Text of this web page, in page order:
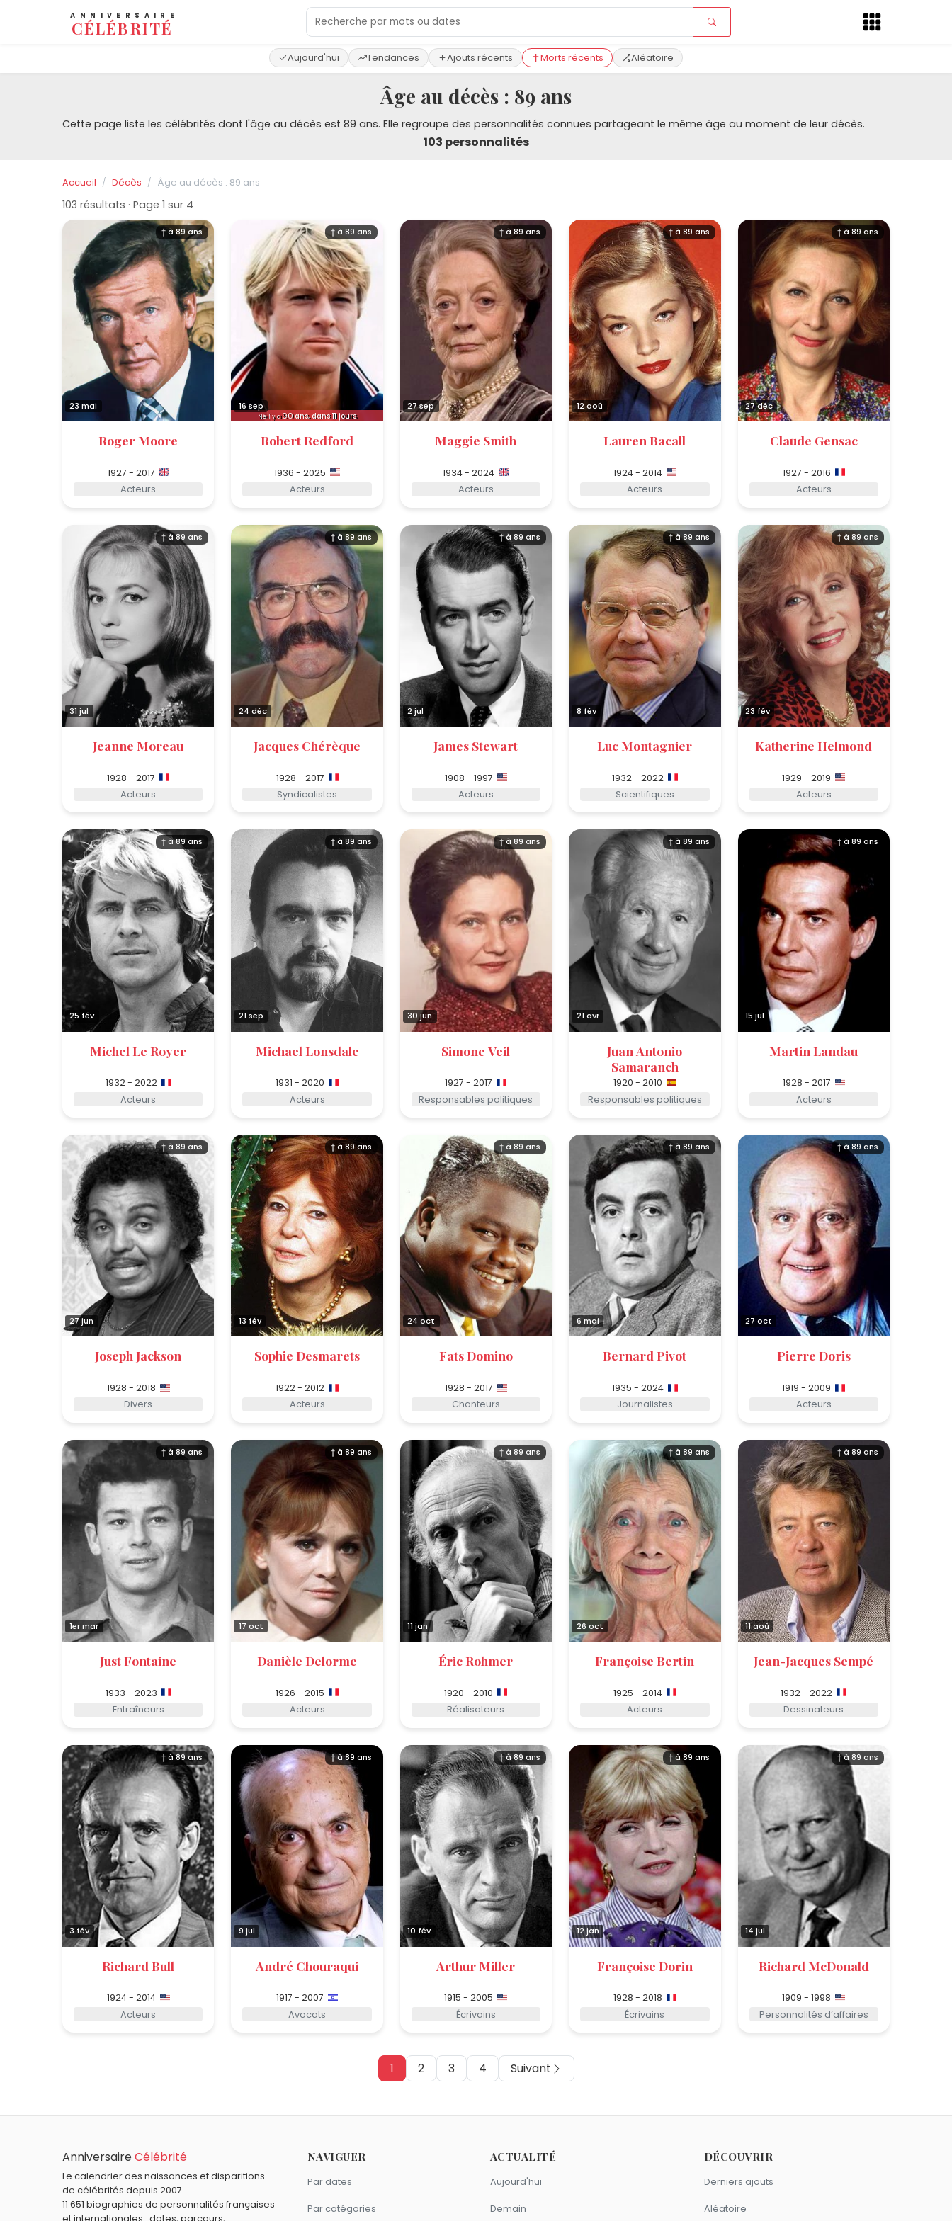
ANNIVERSAIRE
CÉLÉBRITÉ
Aujourd'hui Tendances Ajouts récents Morts récents Aléatoire
Âge au décès : 89 ans
Cette page liste les célébrités dont l'âge au décès est 89 ans. Elle regroupe des personnalités connues partageant le même âge au moment de leur décès.
103 personnalités
Accueil Décès Âge au décès : 89 ans
103 résultats · Page 1 sur 4
† à 89 ans
23 mai
Roger Moore
1927 - 2017
Acteurs
† à 89 ans
Né il y a90 ans, dans 11 jours
16 sep
Robert Redford
1936 - 2025
Acteurs
† à 89 ans
27 sep
Maggie Smith
1934 - 2024
Acteurs
† à 89 ans
12 aoû
Lauren Bacall
1924 - 2014
Acteurs
† à 89 ans
27 déc
Claude Gensac
1927 - 2016
Acteurs
† à 89 ans
31 jul
Jeanne Moreau
1928 - 2017
Acteurs
† à 89 ans
24 déc
Jacques Chérèque
1928 - 2017
Syndicalistes
† à 89 ans
2 jul
James Stewart
1908 - 1997
Acteurs
† à 89 ans
8 fév
Luc Montagnier
1932 - 2022
Scientifiques
† à 89 ans
23 fév
Katherine Helmond
1929 - 2019
Acteurs
† à 89 ans
25 fév
Michel Le Royer
1932 - 2022
Acteurs
† à 89 ans
21 sep
Michael Lonsdale
1931 - 2020
Acteurs
† à 89 ans
30 jun
Simone Veil
1927 - 2017
Responsables politiques
† à 89 ans
21 avr
Juan Antonio
Samaranch
1920 - 2010
Responsables politiques
† à 89 ans
15 jul
Martin Landau
1928 - 2017
Acteurs
† à 89 ans
27 jun
Joseph Jackson
1928 - 2018
Divers
† à 89 ans
13 fév
Sophie Desmarets
1922 - 2012
Acteurs
† à 89 ans
24 oct
Fats Domino
1928 - 2017
Chanteurs
† à 89 ans
6 mai
Bernard Pivot
1935 - 2024
Journalistes
† à 89 ans
27 oct
Pierre Doris
1919 - 2009
Acteurs
† à 89 ans
1er mar
Just Fontaine
1933 - 2023
Entraîneurs
† à 89 ans
17 oct
Danièle Delorme
1926 - 2015
Acteurs
† à 89 ans
11 jan
Éric Rohmer
1920 - 2010
Réalisateurs
† à 89 ans
26 oct
Françoise Bertin
1925 - 2014
Acteurs
† à 89 ans
11 aoû
Jean-Jacques Sempé
1932 - 2022
Dessinateurs
† à 89 ans
3 fév
Richard Bull
1924 - 2014
Acteurs
† à 89 ans
9 jul
André Chouraqui
1917 - 2007
Avocats
† à 89 ans
10 fév
Arthur Miller
1915 - 2005
Écrivains
† à 89 ans
12 jan
Françoise Dorin
1928 - 2018
Écrivains
† à 89 ans
14 jul
Richard McDonald
1909 - 1998
Personnalités d’affaires
1 2 3 4 Suivant
AnniversaireCélébrité
Le calendrier des naissances et disparitions
de célébrités depuis 2007.
11 651 biographies de personnalités françaises
NAVIGUER
Par dates
Par catégories
ACTUALITÉ
Aujourd'hui
Demain
DÉCOUVRIR
Derniers ajouts
Aléatoire